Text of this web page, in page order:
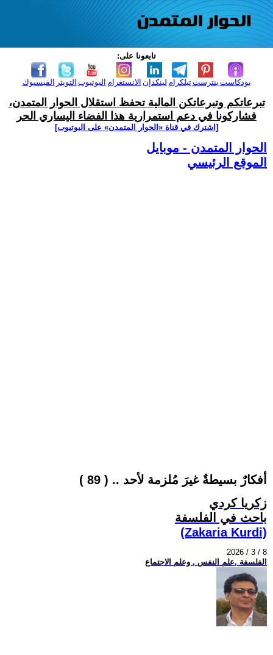
تابعونا على:
الفيسبوك التويتر اليوتيوب الانستغرام لينكدإن تيلكرامبنترست بودكاست
تبرعاتكم وتبرعاتكن المالية تحفظ استقلال الحوار المتمدن،
فشاركونا في دعم استمرارية هذا الفضاء اليساري الحر
[اشترك في قناة ‫«الحوار المتمدن» على اليوتيوب]
الحوار المتمدن - موبايل
الموقع الرئيسي
أفكارٌ بسيطةٌ غيرَ مُلزمة لأحد .. ( 89 )
زكريا كردي
باحث في الفلسفة
(Zakaria Kurdi)
2026 / 3 / 8
الفلسفة ,علم النفس , وعلم الاجتماع